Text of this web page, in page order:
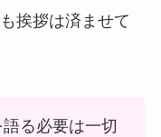
挨拶は済ませて
る必要は一切